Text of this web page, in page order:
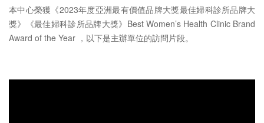
本中心榮獲《2023年度亞洲最有價值品牌大獎最佳婦科診所品牌大
獎》《最佳婦科診所品牌大獎》Best Women’s Health Clinic Brand
Award of the Year ，以下是主辦單位的訪問片段。